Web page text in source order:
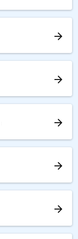
arrow_forward
arrow_forward
arrow_forward
arrow_forward
arrow_forward